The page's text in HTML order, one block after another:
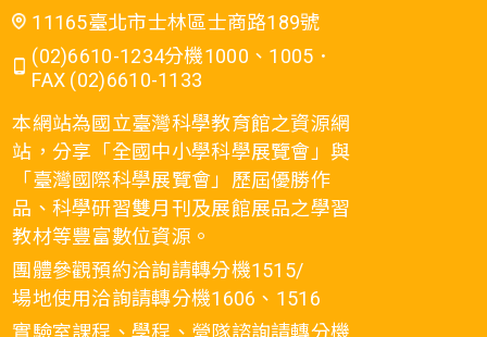
11165臺北市士林區士商路189號
(02)6610-1234分機1000、1005．
FAX (02)6610-1133
本網站為國立臺灣科學教育館之資源網
站，分享「全國中小學科學展覽會」與
「臺灣國際科學展覽會」歷屆優勝作
品、科學研習雙月刊及展館展品之學習
教材等豐富數位資源。
團體參觀預約洽詢請轉分機1515/
場地使用洽詢請轉分機1606、1516